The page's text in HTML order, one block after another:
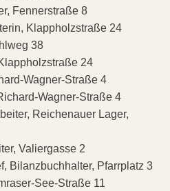
Fennerstraße 8
Klappholzstraße 24
38
24
Wagner-Straße 4
Wagner-Straße 4
Reichenauer Lager,
Valiergasse 2
Bilanzbuchhalter, Pfarrplatz 3
See-Straße 11